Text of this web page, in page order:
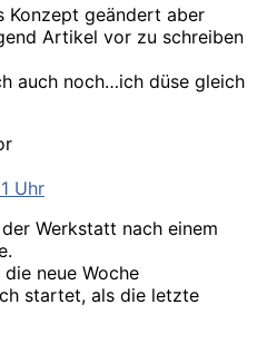
Konzept geändert aber
Artikel vor zu schreiben
auch noch…ich düse gleich
Uhr
Werkstatt nach einem
neue Woche
startet, als die letzte